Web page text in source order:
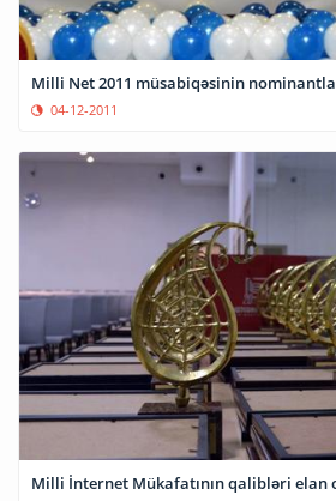
Milli Net 2011 müsabiqəsinin
04-12-2011
Milli İnternet Mükafatının qalibləri elan